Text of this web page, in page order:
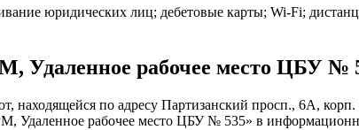
юридических лиц; дебетовые карты; Wi-Fi;
Удаленное рабочее место ЦБУ №
по адресу Партизанский просп., 6А,
Удаленное рабочее место ЦБУ № 535» в